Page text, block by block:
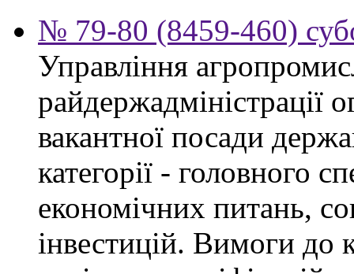
№ 79-80 (8459-460)
Управління
райдержадміністрації
вакантної посади
категорії - головного
економічних питань,
інвестицій. Вимоги до